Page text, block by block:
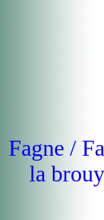
Fagne /
la